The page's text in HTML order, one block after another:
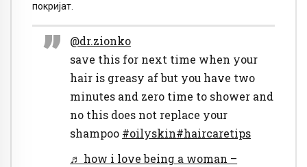
покријат.
@dr.zionko
save this for next time when your
hair is greasy af but you have two
minutes and zero time to shower and
no this does not replace your
shampoo #oilyskin#haircaretips
♬ how i love being a woman –